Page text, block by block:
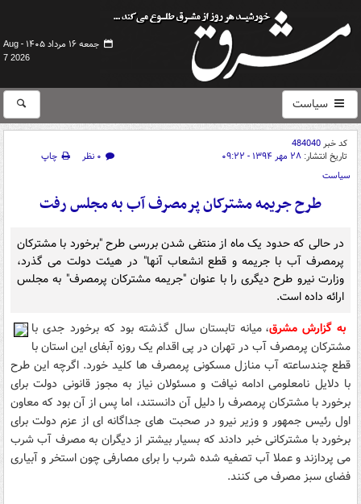
جمعه ۱۶ مرداد ۱۴۰۵ -
Aug
7 2026
سیاست
کد خبر484040
تاریخ انتشار: ۲۸ مهر ۱۳۹۴ - ۰۹:۲۲ ۰ نظر
چاپ
سیاست
طرح جریمه مشترکان پرمصرف آب به مجلس رفت
در حالی که حدود یک ماه از منتفی شدن بررسی طرح "برخورد با مشترکان
پرمصرف آب با جریمه و قطع انشعاب آنها" در هیئت دولت می گذرد،
وزارت نیرو طرح دیگری را با عنوان "جریمه مشترکان پرمصرف" به مجلس
ارائه داده است.
به گزارش مشرق، میانه تابستان سال گذشته بود که برخورد جدی با
مشترکان پرمصرف آب در تهران در پی اقدام یک روزه آبفای این استان با
قطع چندساعته آب منازل مسکونی پرمصرف ها کلید خورد. اگرچه این طرح
با دلایل نامعلومی ادامه نیافت و مسئولان نیاز به مجوز قانونی دولت برای
برخورد با مشترکان پرمصرف را دلیل آن دانستند، اما پس از آن بود که معاون
اول رئیس جمهور و وزیر نیرو در صحبت های جداگانه ای از عزم دولت برای
برخورد با مشترکانی خبر دادند که بسیار بیشتر از دیگران به مصرف آب شرب
می پردازند و عملا آب تصفیه شده شرب را برای مصارفی چون استخر و آبیاری
فضای سبز مصرف می کنند.